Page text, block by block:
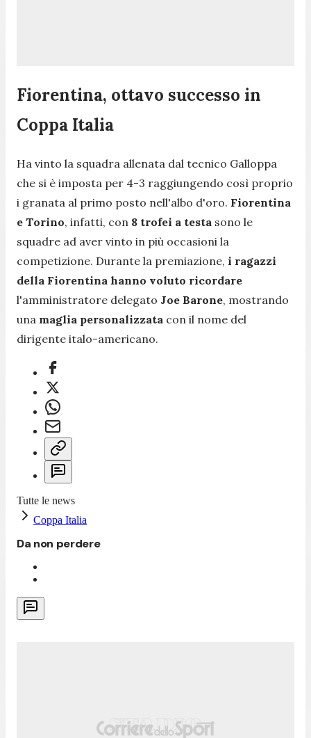
Fiorentina, ottavo successo in
Coppa Italia
Ha vinto la squadra allenata dal tecnico Galloppa
che si è imposta per 4-3 raggiungendo così proprio
i granata al primo posto nell'albo d'oro. Fiorentina
e Torino, infatti, con 8 trofei a testa sono le
squadre ad aver vinto in più occasioni la
competizione. Durante la premiazione, i ragazzi
della Fiorentina hanno voluto ricordare
l'amministratore delegato Joe Barone, mostrando
una maglia personalizzata con il nome del
dirigente italo-americano.
Tutte le news
Coppa Italia
Da non perdere